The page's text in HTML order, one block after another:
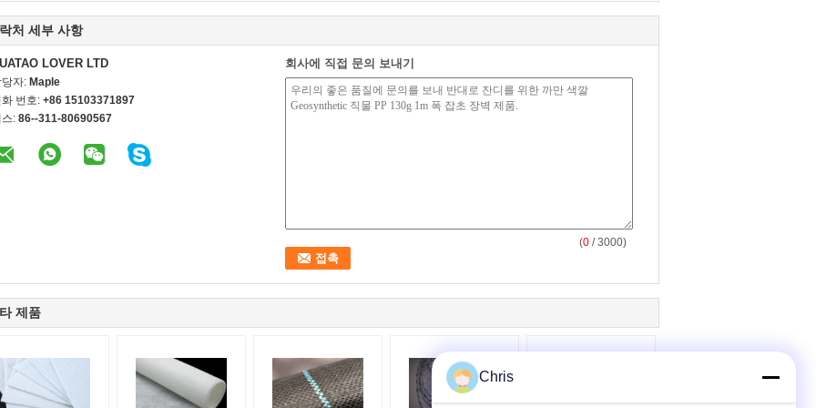
처 세부 사항
LOVER LTD
당자: Maple
화 번호: +86 15103371897
: 86--311-80690567
회사에 직접 문의 보내기
(0 / 3000)
제품
Chris